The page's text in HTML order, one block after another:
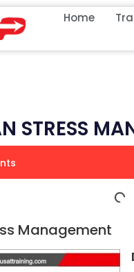
Home
STRESS
Management